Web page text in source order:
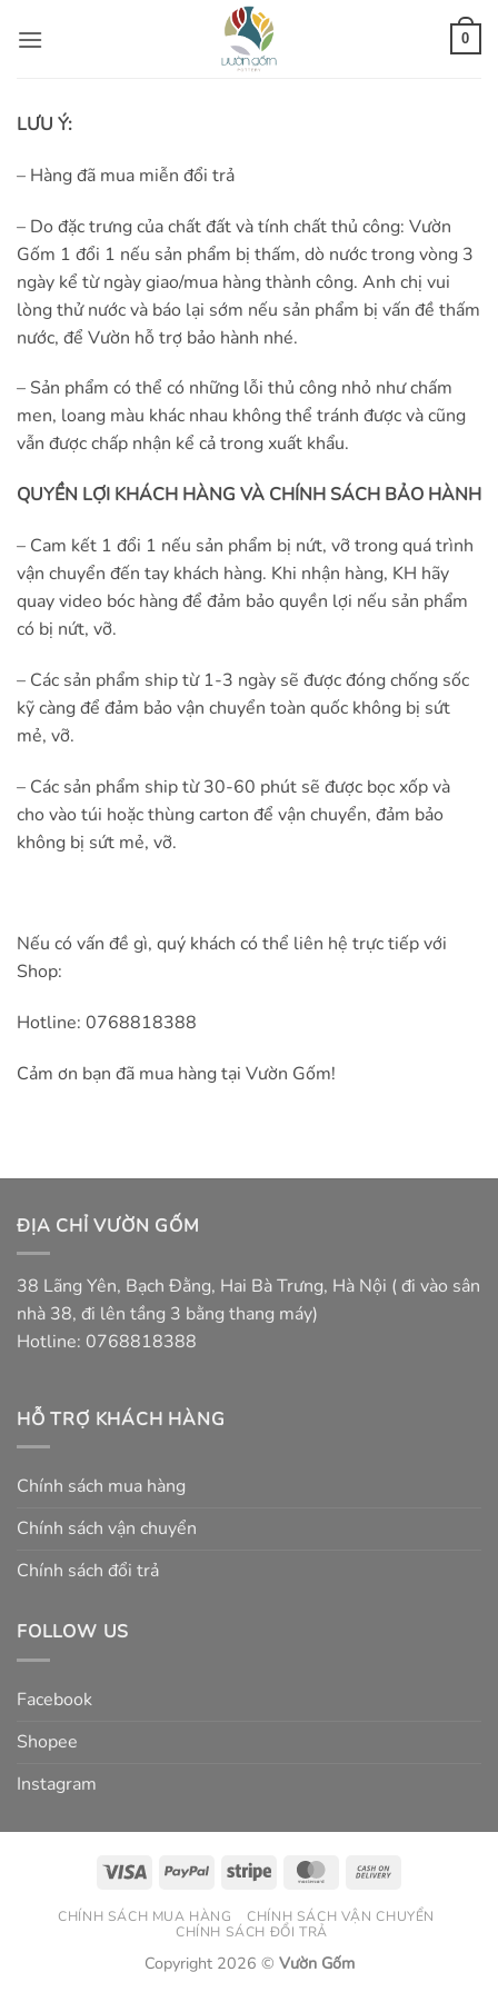
qua
0
LƯU Ý:
– Hàng đã mua miễn đổi trả
– Do đặc trưng của chất đất và tính chất thủ công: Vườn
Gốm 1 đổi 1 nếu sản phẩm bị thấm, dò nước trong vòng 3
ngày kể từ ngày giao/mua hàng thành công. Anh chị vui
lòng thử nước và báo lại sớm nếu sản phẩm bị vấn đề thấm
nước, để Vườn hỗ trợ bảo hành nhé.
– Sản phẩm có thể có những lỗi thủ công nhỏ như chấm
men, loang màu khác nhau không thể tránh được và cũng
vẫn được chấp nhận kể cả trong xuất khẩu.
QUYỀN LỢI KHÁCH HÀNG VÀ CHÍNH SÁCH BẢO HÀNH
– Cam kết 1 đổi 1 nếu sản phẩm bị nứt, vỡ trong quá trình
vận chuyển đến tay khách hàng. Khi nhận hàng, KH hãy
quay video bóc hàng để đảm bảo quyền lợi nếu sản phẩm
có bị nứt, vỡ.
– Các sản phẩm ship từ 1-3 ngày sẽ được đóng chống sốc
kỹ càng để đảm bảo vận chuyển toàn quốc không bị sứt
mẻ, vỡ.
– Các sản phẩm ship từ 30-60 phút sẽ được bọc xốp và
cho vào túi hoặc thùng carton để vận chuyển, đảm bảo
không bị sứt mẻ, vỡ.
Nếu có vấn đề gì, quý khách có thể liên hệ trực tiếp với
Shop:
Hotline: 0768818388
Cảm ơn bạn đã mua hàng tại Vườn Gốm!
ĐỊA CHỈ VƯỜN GỐM
38 Lãng Yên, Bạch Đằng, Hai Bà Trưng, Hà Nội ( đi vào sân
nhà 38, đi lên tầng 3 bằng thang máy)
Hotline: 0768818388
HỖ TRỢ KHÁCH HÀNG
Chính sách mua hàng
Chính sách vận chuyển
Chính sách đổi trả
FOLLOW US
Facebook
Shopee
Instagram
Visa PayPal Stripe MasterCard
Delivery
CHÍNH SÁCH MUA HÀNG
CHÍNH SÁCH VẬN CHUYỂN
CHÍNH SÁCH ĐỔI TRẢ
Copyright 2026 © Vườn Gốm